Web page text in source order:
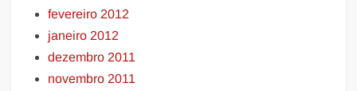
fevereiro 2012
janeiro 2012
dezembro 2011
novembro 2011